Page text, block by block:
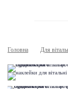
Головна Для